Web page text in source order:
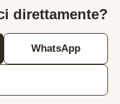
direttamente?
WhatsApp